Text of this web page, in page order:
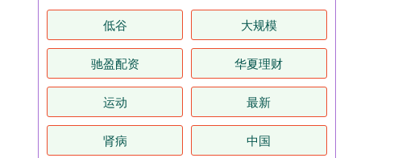
低谷 大规模
驰盈配资 华夏理财
运动 最新
肾病 中国